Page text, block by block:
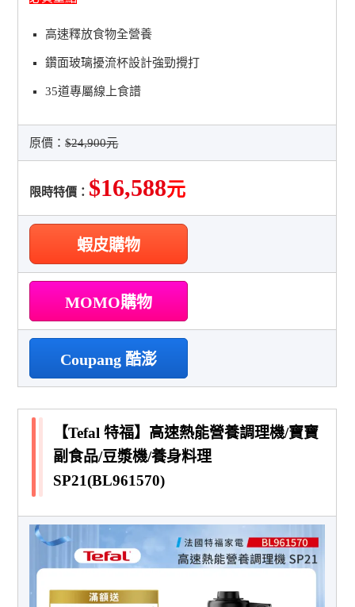
高速釋放食物全營養
鑽面玻璃擾流杯設計強勁攪打
35道專屬線上食譜
原價：$24,900元
限時特價： $16,588元
蝦皮購物
MOMO購物
Coupang 酷澎
【Tefal 特福】高速熱能營養調理機/寶寶
副食品/豆漿機/養身料理
SP21(BL961570)